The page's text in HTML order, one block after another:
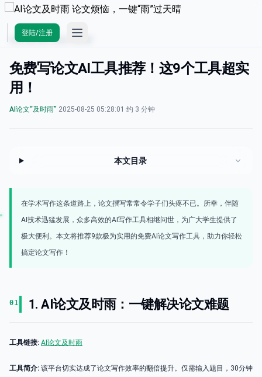
登陆/注册 Open main menu
AI论文及时雨 AI论文“及时雨”
免费写论文AI工具推荐！这9个工具超实
用！
AI论文“及时雨”·2025-08-25 05:28:01 ·约 3 分钟
本文目录
在学术写作这条道路上，论文撰写常常令学子们头疼不已。所幸，伴随
AI技术迅猛发展，众多高效的AI写作工具相继问世，为广大学生提供了
极大便利。本文将推荐9款极为实用的免费AI论文写作工具，助力你轻松
搞定论文写作！
01 1. AI论文及时雨：一键解决论文难题
工具链接: AI论文及时雨
工具简介: 该平台切实达成了论文写作效率的翻倍提升。仅需输入题目，30分钟